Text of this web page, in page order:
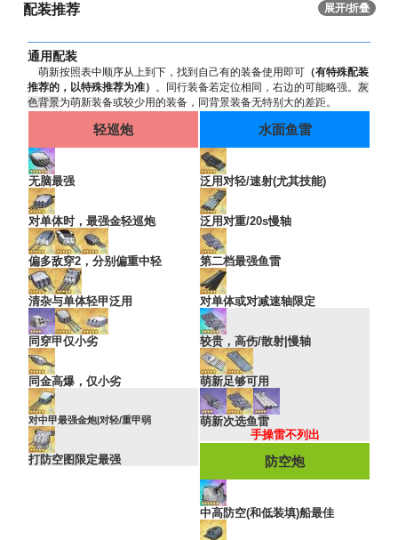
配装推荐 展开/折叠
通用配装
萌新按照表中顺序从上到下，找到自己有的装备使用即可（有特殊配装
推荐的，以特殊推荐为准）
。同行装备若定位相同，右边的可能略强。 灰
色背景为萌新装备或较少用的装备，同背景装备无特别大的差距。
轻巡炮
无脑最强
对单体时，最强金轻巡炮
偏多敌穿2，分别偏重中轻
清杂与单体轻甲泛用
同穿甲仅小劣
同金高爆，仅小劣
对中甲最强金炮|对轻/重甲弱
打防空图限定最强
水面鱼雷
泛用对轻/速射(尤其技能)
泛用对重/20s慢轴
第二档最强鱼雷
对单体或对减速轴限定
较贵，高伤/散射|慢轴
萌新足够可用
萌新次选鱼雷
手操雷不列出
防空炮
中高防空(和低装填)船最佳